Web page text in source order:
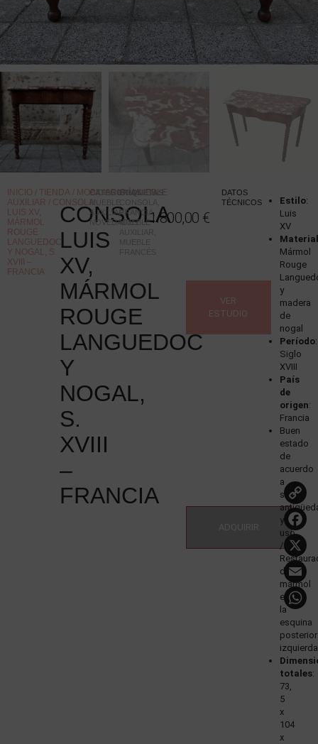
INICIO / TIENDA / MOBILIARIO /
MUEBLE
AUXILIAR / CONSOLA
LUIS XV,
MÁRMOL
ROUGE
LANGUEDOC
Y NOGAL, S.
XVIII –
FRANCIA
CONSOLA
LUIS
XV,
MÁRMOL
ROUGE
LANGUEDOC
Y
NOGAL,
S.
XVIII
–
FRANCIA
CATEGORÍAS
MUEBLE
AUXILIAR ,
NOVEDADES
ETIQUETAS :
FRANCIA,
MUEBLE1.800,00 €
VER
ESTUDIO
DATOS
TÉCNICOS
Estilo:
Luis
XV
Mármol
Rouge
y
madera
de
nogal
Período:
Siglo
XVIII
País
de
origen:
Francia
Buen
estado
de
acuerdo
a
su
y
uso
/
del
mármol
en
la
esquina
posterior
totales:
73,
5
x
104
x